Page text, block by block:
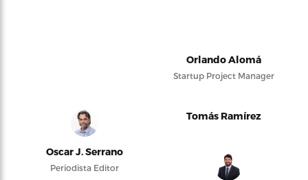
Orlando Alomá
Startup Project Manager
Oscar J. Serrano
Periodista Editor
Tomás Ramírez